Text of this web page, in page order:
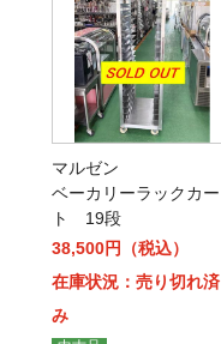
マルゼン
ベーカリーラックカー
ト 19段
38,500円（税込）
在庫状況：売り切れ済
み